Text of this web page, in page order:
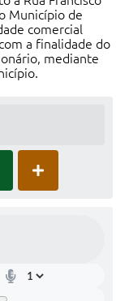
Município de
comercial
a finalidade do
mediante